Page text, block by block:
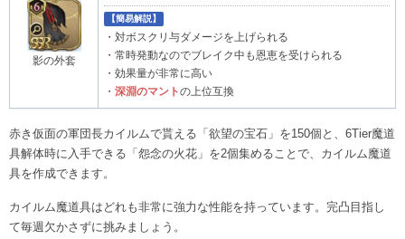
影の外套
【簡易解説】
・対ボスクリ与ダメージを上げられる
・常時発動なのでブレイク中も恩恵を受けられる
・効果量が非常に高い
・ 深淵のマントの上位互換
赤き仮面の軍団長カイルムで貰える「欲望の宝石」を150個と、6Tier魔道
具解体時に入手できる「怨念の火花」を2個集めることで、カイルム魔道
具を作成できます。
カイルム魔道具はどれも非常に強力な性能を持っています。完凸目指し
て毎週欠かさずに挑みましょう。